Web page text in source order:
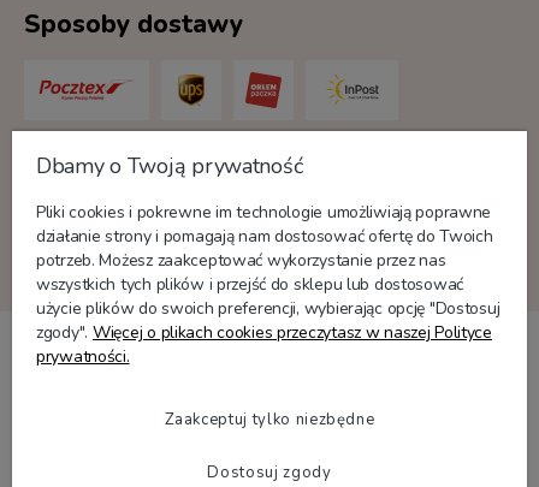
Sposoby dostawy
Formy płatności
Shoper Premium
Dbamy o Twoją prywatność
Pliki cookies i pokrewne im technologie umożliwiają poprawne
działanie strony i pomagają nam dostosować ofertę do Twoich
potrzeb. Możesz zaakceptować wykorzystanie przez nas
wszystkich tych plików i przejść do sklepu lub dostosować
użycie plików do swoich preferencji, wybierając opcję "Dostosuj
zgody". Więcej o plikach cookies przeczytasz w naszej Polityce
prywatności.
Zaakceptuj tylko niezbędne
Dostosuj zgody